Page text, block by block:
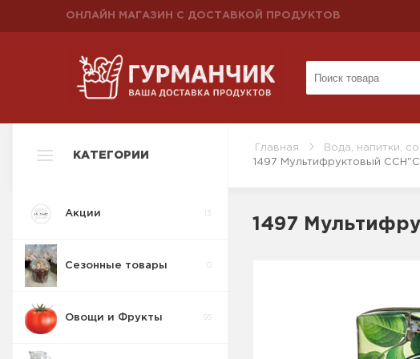
ОНЛАЙН МАГАЗИН С ДОСТАВКОЙ ПРОДУКТОВ
Главная Вода, напитки,
1497 Мультифруктовый
КАТЕГОРИИ
Акции 13
Сезонные товары
Овощи и Фрукты 95
1497